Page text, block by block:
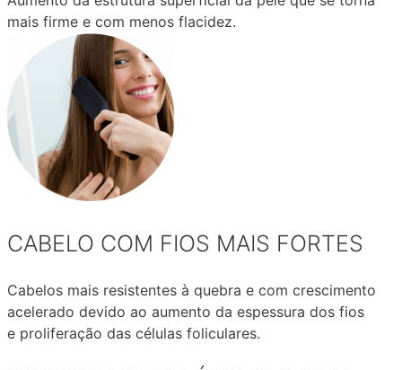
mais firme e com menos flacidez.
CABELO COM FIOS MAIS FORTES
Cabelos mais resistentes à quebra e com crescimento
acelerado devido ao aumento da espessura dos fios
e proliferação das células foliculares.